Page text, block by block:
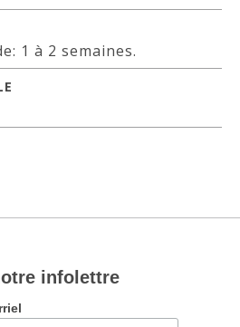
1 à 2 semaines.
infolettre